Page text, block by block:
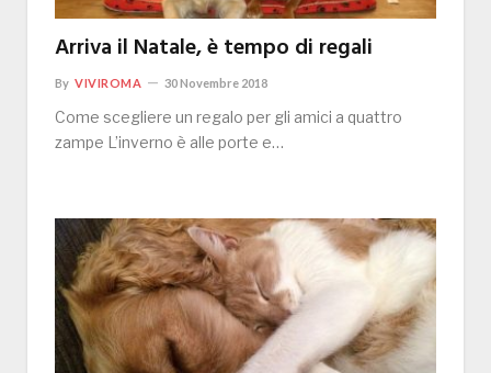
Arriva il Natale, è tempo di regali
By VIVIROMA 30 Novembre 2018
Come scegliere un regalo per gli amici a quattro
zampe L’inverno è alle porte e…